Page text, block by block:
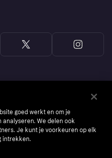
goed werkt en om je
We delen ook
Je kunt je voorkeuren op elk
intrekken.